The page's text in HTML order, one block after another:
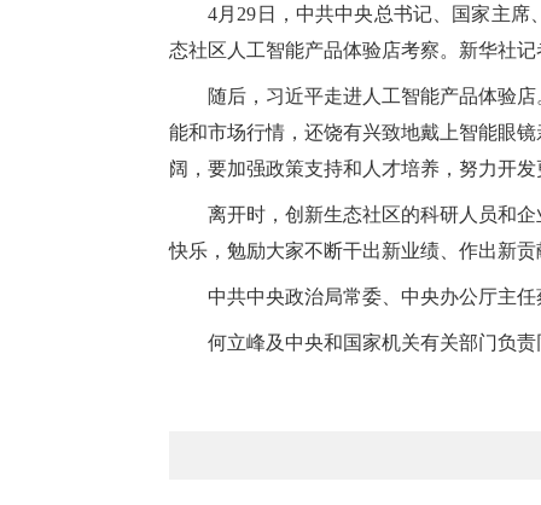
4月29日，中共中央总书记、国家主
态社区人工智能产品体验店考察。新华社
随后，习近平走进人工智能产品体验
能和市场行情，还饶有兴致地戴上智能眼
阔，要加强政策支持和人才培养，努力开
离开时，创新生态社区的科研人员和
快乐，勉励大家不断干出新业绩、作出新贡
中共中央政治局常委、中央办公厅主
何立峰及中央和国家机关有关部门负